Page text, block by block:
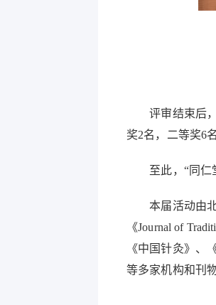
评审结束后，
奖2名，二等奖6
至此，“同仁堂
本届活动由北
《Journal of
《中国针灸》、
等多家机构和刊